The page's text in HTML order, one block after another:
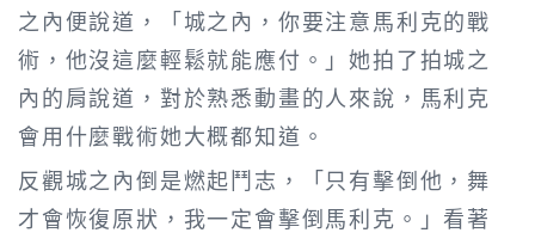
之內便說道，「城之內，你要注意馬利克的戰
術，他沒這麼輕鬆就能應付。」她拍了拍城之
內的肩說道，對於熟悉動畫的人來說，馬利克
會用什麼戰術她大概都知道。
反觀城之內倒是燃起鬥志，「只有擊倒他，舞
才會恢復原狀，我一定會擊倒馬利克。」看著